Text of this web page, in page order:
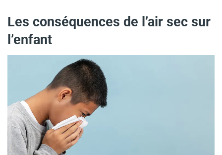
Les conséquences de l’air sec sur
l’enfant